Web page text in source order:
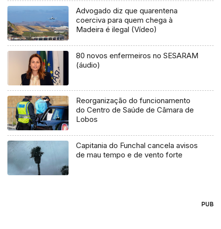
Advogado diz que quarentena
coerciva para quem chega à
Madeira é ilegal (Vídeo)
80 novos enfermeiros no SESARAM
(áudio)
Reorganização do funcionamento
do Centro de Saúde de Câmara de
Lobos
Capitania do Funchal cancela avisos
de mau tempo e de vento forte
PUB